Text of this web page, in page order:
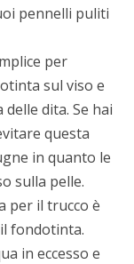
pennelli puliti
per
sul viso e
dita. Se hai
questa
in quanto le
sulla pelle.
per il trucco è
fondotinta.
in eccesso e